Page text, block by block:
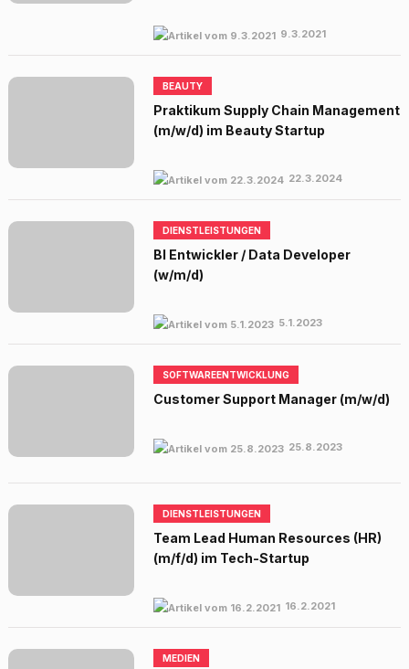
9.3.2021
BEAUTY
Praktikum Supply Chain Management
(m/w/d) im Beauty Startup
22.3.2024
DIENSTLEISTUNGEN
BI Entwickler / Data Developer
(w/m/d)
5.1.2023
SOFTWAREENTWICKLUNG
Customer Support Manager (m/w/d)
25.8.2023
DIENSTLEISTUNGEN
Team Lead Human Resources (HR)
(m/f/d) im Tech-Startup
16.2.2021
MEDIEN